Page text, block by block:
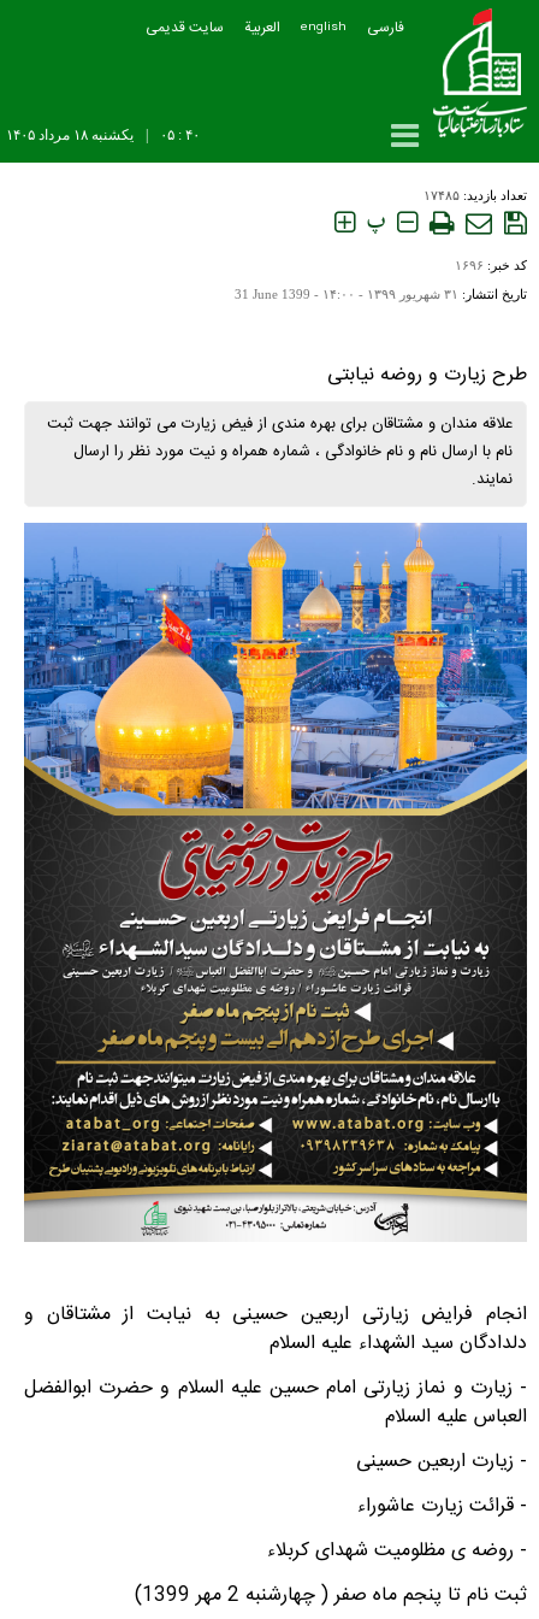
فارسی english العربیة سایت قدیمی
يکشنبه ۱۸ مرداد ۱۴۰۵ ۴۰ : ۰۵
تعداد بازدید: ۱۷۴۸۵
پ
کد خبر: ۱۶۹۶
تاریخ انتشار: ۳۱ شهريور ۱۳۹۹ - ۱۴:۰۰ - 31 June 1399
طرح زیارت و روضه نیابتی
علاقه مندان و مشتاقان برای بهره مندی از فیض زیارت می توانند جهت ثبت
نام با ارسال نام و نام خانوادگی ، شماره همراه و نیت مورد نظر را ارسال
نمایند.
انجام فرایض زیارتی اربعین حسینی به نیابت از مشتاقان و
دلدادگان سید الشهداء علیه السلام
- زیارت و نماز زیارتی امام حسین علیه السلام و حضرت ابوالفضل
العباس علیه السلام
- زیارت اربعین حسینی
- قرائت زیارت عاشوراء
- روضه ی مظلومیت شهدای کربلاء
ثبت نام تا پنجم ماه صفر ( چهارشنبه 2 مهر 1399)